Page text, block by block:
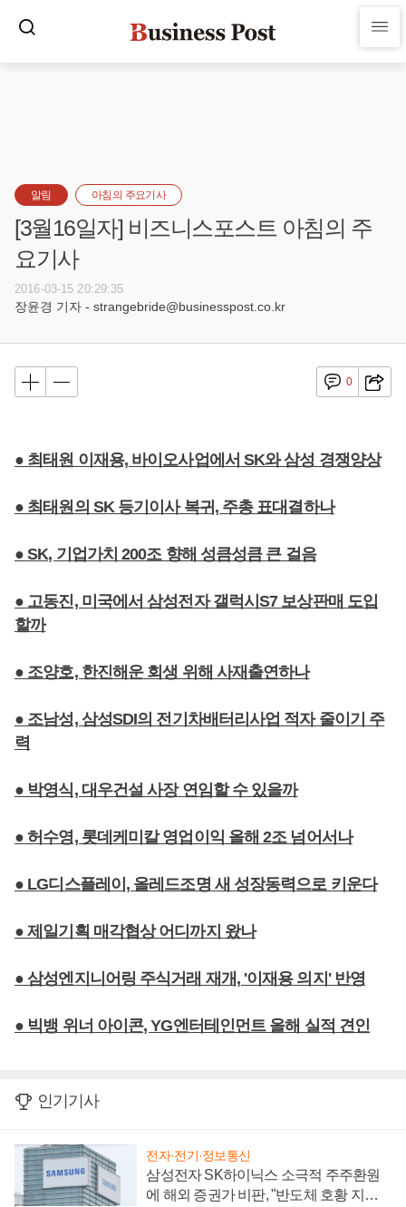
알림 아침의 주요기사
[3월16일자] 비즈니스포스트 아침의 주
요기사
2016-03-15 20:29:35
장윤경 기자 - strangebride@businesspost.co.kr
0
● 최태원 이재용, 바이오사업에서 SK와 삼성 경쟁양상
● 최태원의 SK 등기이사 복귀, 주총 표대결하나
● SK, 기업가치 200조 향해 성큼성큼 큰 걸음
● 고동진, 미국에서 삼성전자 갤럭시S7 보상판매 도입
할까
● 조양호, 한진해운 회생 위해 사재출연하나
● 조남성, 삼성SDI의 전기차배터리사업 적자 줄이기 주
력
● 박영식, 대우건설 사장 연임할 수 있을까
● 허수영, 롯데케미칼 영업이익 올해 2조 넘어서나
● LG디스플레이, 올레드조명 새 성장동력으로 키운다
● 제일기획 매각협상 어디까지 왔나
● 삼성엔지니어링 주식거래 재개, '이재용 의지' 반영
● 빅뱅 위너 아이콘, YG엔터테인먼트 올해 실적 견인
인기기사
전자·전기·정보통신
삼성전자 SK하이닉스 소극적 주주환원
에 해외 증권가 비판, "반도체 호황 지속